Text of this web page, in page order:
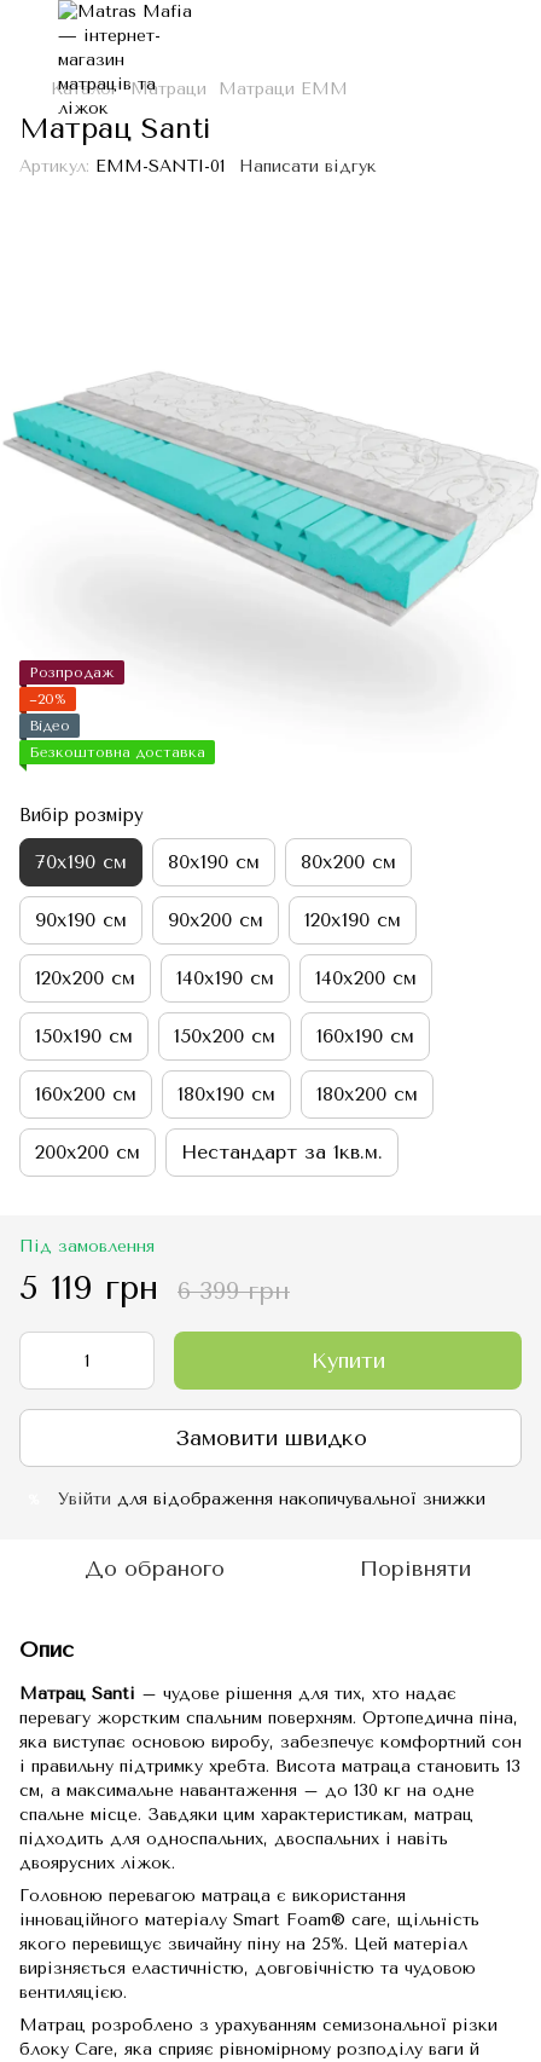
Каталог Матраци Матраци ЕММ
Матрац Santi
Артикул: EMM-SANTI-01 Написати відгук
Розпродаж
−20%
Відео
Безкоштовна доставка
Вибір розміру
70х190 см 80х190 см 80х200 см
90х190 см 90х200 см 120х190 см
120х200 см 140х190 см 140х200 см
150х190 см 150х200 см 160х190 см
160х200 см 180х190 см 180х200 см
200х200 см Нестандарт за 1кв.м.
Під замовлення
5 119 грн 6 399 грн
Купити
Замовити швидко
Увійти для відображення накопичувальної знижки
До обраного Порівняти
Опис
Матрац Santi – чудове рішення для тих, хто надає
перевагу жорстким спальним поверхням. Ортопедична піна,
яка виступає основою виробу, забезпечує комфортний сон
і правильну підтримку хребта. Висота матраца становить 13
см, а максимальне навантаження – до 130 кг на одне
спальне місце. Завдяки цим характеристикам, матрац
підходить для односпальних, двоспальних і навіть
двоярусних ліжок.
Головною перевагою матраца є використання
інноваційного матеріалу Smart Foam® care, щільність
якого перевищує звичайну піну на 25%. Цей матеріал
вирізняється еластичністю, довговічністю та чудовою
вентиляцією.
Матрац розроблено з урахуванням семизональної різки
блоку Care, яка сприяє рівномірному розподілу ваги й